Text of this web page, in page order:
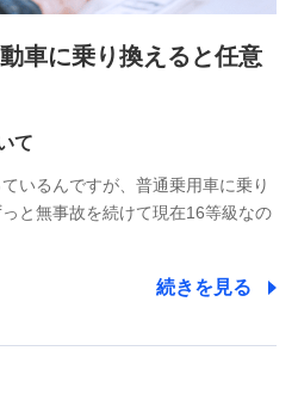
保険株式会社
険株式会社
)
x.co.jp/)
期保険株式会社
)
等により、当社と取引のあるも
車に乗り換えると任意
て
いるんですが、普通乗用車に乗り
と無事故を続けて現在16等級なの
続きを見る